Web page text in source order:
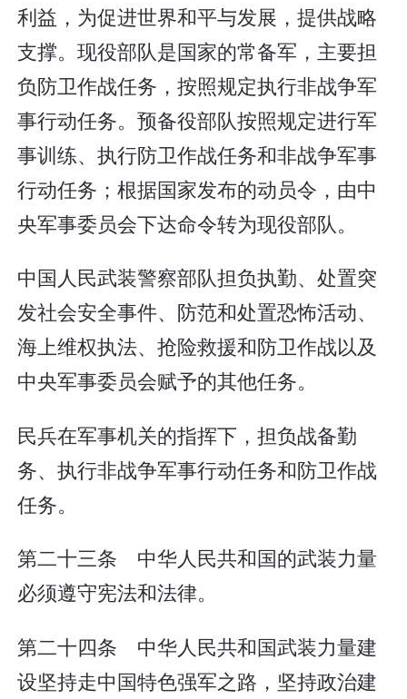
利益，为促进世界和平与发展，提供战略
支撑。现役部队是国家的常备军，主要担
负防卫作战任务，按照规定执行非战争军
事行动任务。预备役部队按照规定进行军
事训练、执行防卫作战任务和非战争军事
行动任务；根据国家发布的动员令，由中
央军事委员会下达命令转为现役部队。
中国人民武装警察部队担负执勤、处置突
发社会安全事件、防范和处置恐怖活动、
海上维权执法、抢险救援和防卫作战以及
中央军事委员会赋予的其他任务。
民兵在军事机关的指挥下，担负战备勤
务、执行非战争军事行动任务和防卫作战
任务。
第二十三条 中华人民共和国的武装力量
必须遵守宪法和法律。
第二十四条 中华人民共和国武装力量建
设坚持走中国特色强军之路，坚持政治建